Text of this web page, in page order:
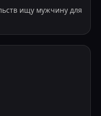
ищу мужчину для